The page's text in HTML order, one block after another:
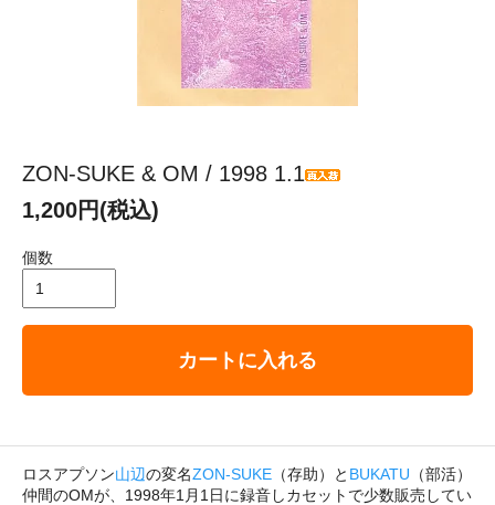
ZON-SUKE & OM / 1998 1.1
1,200円(税込)
個数
カートに入れる
ロスアプソン山辺の変名ZON-SUKE （存助）と BUKATU （部活）
仲間のOMが、1998年1月1日に録音しカセットで少数販売してい